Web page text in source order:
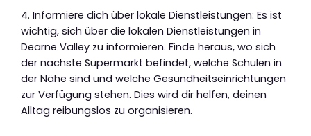
4. Informiere dich über lokale Dienstleistungen: Es ist
wichtig, sich über die lokalen Dienstleistungen in
Dearne Valley zu informieren. Finde heraus, wo sich
der nächste Supermarkt befindet, welche Schulen in
der Nähe sind und welche Gesundheitseinrichtungen
zur Verfügung stehen. Dies wird dir helfen, deinen
Alltag reibungslos zu organisieren.